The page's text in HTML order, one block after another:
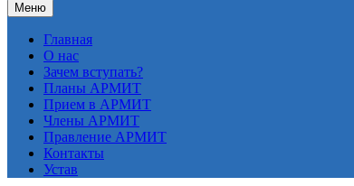
Меню
Главная
О нас
Зачем вступать?
Планы АРМИТ
Прием в АРМИТ
Члены АРМИТ
Правление АРМИТ
Контакты
Устав